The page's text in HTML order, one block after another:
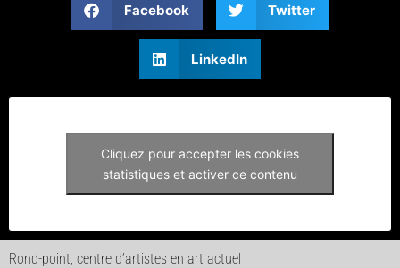
Facebook Twitter
LinkedIn
Cliquez pour accepter les cookies
statistiques et activer ce contenu
Rond-point, centre d’artistes en art actuel